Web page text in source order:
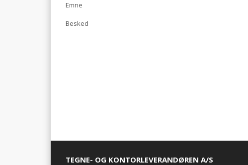
Emne
Besked
TEGNE- OG KONTORLEVERANDØREN A/S